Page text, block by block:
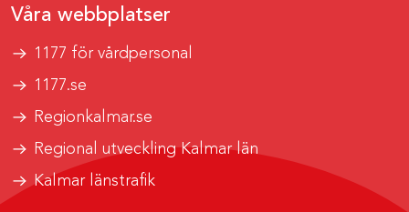
Våra webbplatser
1177 för vårdpersonal
1177.se
Regionkalmar.se
Regional utveckling Kalmar län
Kalmar länstrafik